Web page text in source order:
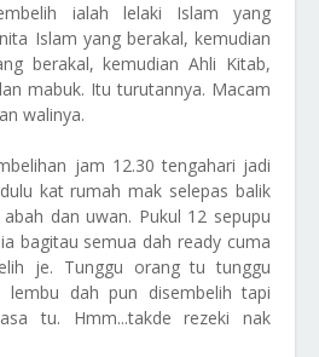
ialah lelaki Islam yang
Islam yang berakal, kemudian
berakal, kemudian Ahli Kitab,
mabuk. Itu turutannya. Macam
walinya.
jam 12.30 tengahari jadi
kat rumah mak selepas balik
dan uwan. Pukul 12 sepupu
bagitau semua dah ready cuma
je. Tunggu orang tu tunggu
dah pun disembelih tapi
tu. Hmm...takde rezeki nak